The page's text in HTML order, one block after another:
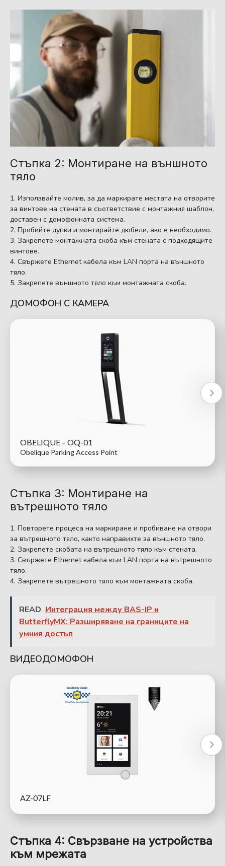
Стъпка 2: Монтиране на външното
тяло
Използвайте молив, за да маркирате местата на отворите
за винтове на стената в съответствие с монтажния шаблон,
доставен с домофонната система.
Пробийте дупки и монтирайте дюбели, ако е необходимо.
Закрепете монтажната скоба към стената с подходящите
винтове.
Свържете Ethernet кабела към LAN порта на външното
тяло.
Закрепете външното тяло към монтажната скоба.
ДОМОФОН С КАМЕРА
OBELIQUE – OQ-01
Obelique Parking Access Point
Стъпка 3: Монтиране на
вътрешното тяло
Повторете процеса на маркиране и пробиване на отвори
за вътрешното тяло, както направихте за външното тяло.
Закрепете скобата на вътрешното тяло към стената.
Свържете Ethernet кабела към LAN порта на вътрешното
тяло.
Закрепете вътрешното тяло към монтажната скоба.
READ Интеграция между BAS-IP и
ButterflyMX: Разширяване на границите на
умния достъп
ВИДЕОДОМОФОН
AZ-07LF
Стъпка 4: Свързване на устройства
към мрежата